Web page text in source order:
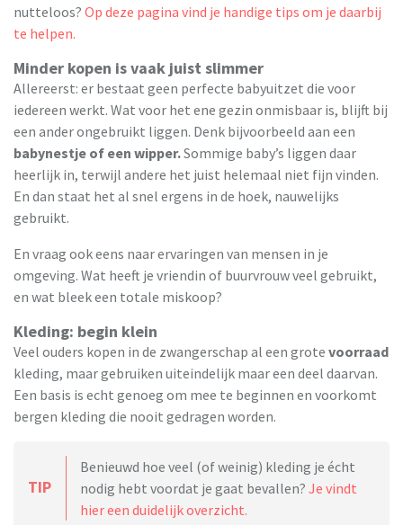
nutteloos? Op deze pagina vind je handige tips om je daarbij
te helpen.
Minder kopen is vaak juist slimmer
Allereerst: er bestaat geen perfecte babyuitzet die voor
iedereen werkt. Wat voor het ene gezin onmisbaar is, blijft bij
een ander ongebruikt liggen. Denk bijvoorbeeld aan een
babynestje of een wipper.Sommige baby’s liggen daar
heerlijk in, terwijl andere het juist helemaal niet fijn vinden.
En dan staat het al snel ergens in de hoek, nauwelijks
gebruikt.
En vraag ook eens naar ervaringen van mensen in je
omgeving. Wat heeft je vriendin of buurvrouw veel gebruikt,
en wat bleek een totale miskoop?
Kleding: begin klein
Veel ouders kopen in de zwangerschap al een grote voorraad
kleding, maar gebruiken uiteindelijk maar een deel daarvan.
Een basis is echt genoeg om mee te beginnen en voorkomt
bergen kleding die nooit gedragen worden.
TIP
Benieuwd hoe veel (of weinig) kleding je écht
nodig hebt voordat je gaat bevallen? Je vindt
hier een duidelijk overzicht.